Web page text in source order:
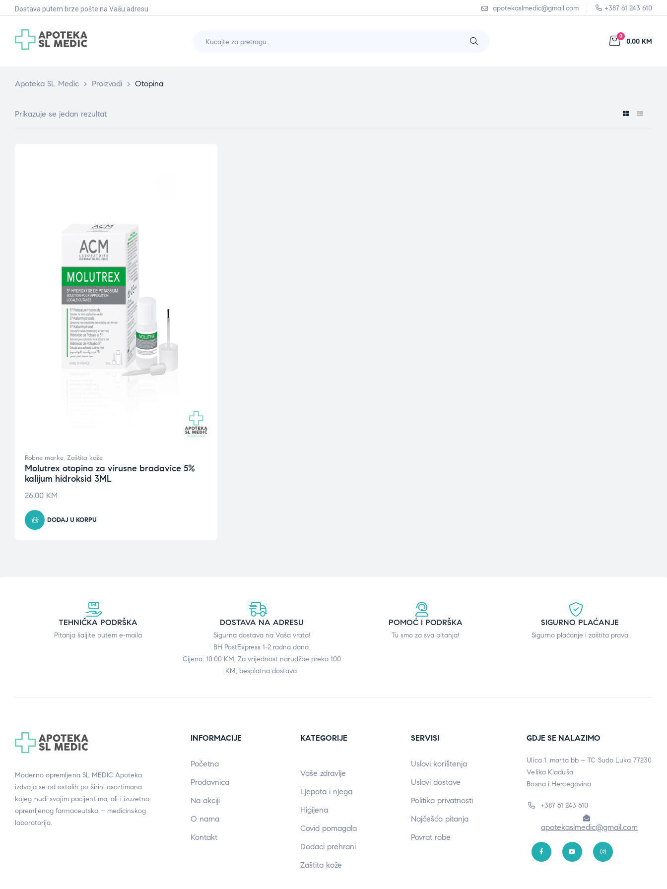
Dostava putem brze pošte na Vašu adresu apotekaslmedic@gmail.com +387 61 243 610
0
0.00 KM
Apoteka SL Medic > Proizvodi > Otopina
Prikazuje se jedan rezultat
Robne marke, Zaštita kože
Molutrex otopina za virusne bradavice 5%
kalijum hidroksid 3ML
26.00 KM
DODAJ U KORPU
TEHNIČKA PODRŠKA
Pitanja šaljite putem e-maila
DOSTAVA NA ADRESU
Sigurna dostava na Vaša vrata!
BH PostExpress 1-2 radna dana.
Cijena: 10.00 KM. Za vrijednost narudžbe preko 100
KM, besplatna dostava.
POMOĆ I PODRŠKA
Tu smo za sva pitanja!
SIGURNO PLAĆANJE
Sigurno plaćanje i zaštita prava
Moderno opremljena SL MEDIC Apoteka
izdvaja se od ostalih po širini asortimana
kojeg nudi svojim pacijentima, ali i izuzetno
opremljenog farmaceutsko – medicinskog
laboratorija.
INFORMACIJE
Početna
Prodavnica
Na akciji
O nama
Kontakt
KATEGORIJE
Vaše zdravlje
Ljepota i njega
Higijena
Covid pomagala
Dodaci prehrani
Zaštita kože
SERVISI
Uslovi korištenja
Uslovi dostave
Politika privatnosti
Najčešća pitanja
Povrat robe
GDJE SE NALAZIMO
Ulica 1. marta bb – TC Sudo Luka 77230
Velika Kladuša
Bosna i Hercegovina
+387 61 243 610
apotekaslmedic@gmail.com